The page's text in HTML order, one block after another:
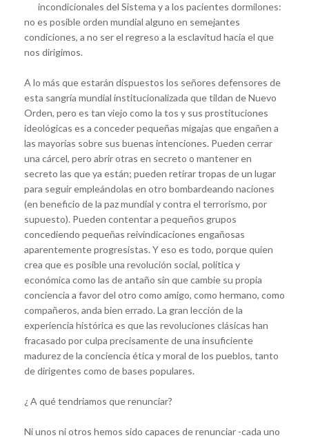
incondicionales del Sistema y a los pacientes dormilones:
no es posible orden mundial alguno en semejantes
condiciones, a no ser el regreso a la esclavitud hacia el que
nos dirigimos.
A lo más que estarán dispuestos los señores defensores de
esta sangría mundial institucionalizada que tildan de Nuevo
Orden, pero es tan viejo como la tos y sus prostituciones
ideológicas es a conceder pequeñas migajas que engañen a
las mayorías sobre sus buenas intenciones. Pueden cerrar
una cárcel, pero abrir otras en secreto o mantener en
secreto las que ya están; pueden retirar tropas de un lugar
para seguir empleándolas en otro bombardeando naciones
(en beneficio de la paz mundial y contra el terrorismo, por
supuesto). Pueden contentar a pequeños grupos
concediendo pequeñas reivindicaciones engañosas
aparentemente progresistas. Y eso es todo, porque quien
crea que es posible una revolución social, política y
económica como las de antaño sin que cambie su propia
conciencia a favor del otro como amigo, como hermano, como
compañeros, anda bien errado. La gran lección de la
experiencia histórica es que las revoluciones clásicas han
fracasado por culpa precisamente de una insuficiente
madurez de la conciencia ética y moral de los pueblos, tanto
de dirigentes como de bases populares.
¿ A qué tendriamos que renunciar?
Ni unos ni otros hemos sido capaces de renunciar -cada uno